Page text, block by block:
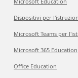
Dispositivi per
Microsoft Teams per
Microsoft 365 Education
Office Education